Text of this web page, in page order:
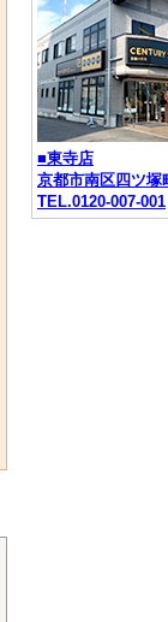
■東寺店
京都市南区四ツ塚
TEL.0120-007-001